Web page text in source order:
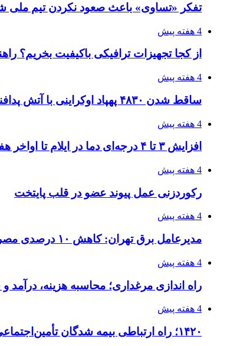
تفکر «تساوی» باعث صعود نکردن تیم
4 هفته پیش
از کجا تجهیزات ترافیکی باکیفیت بخریم؟
4 هفته پیش
ساقط شدن ۴۸۳۰ پهپاد اوکراینی با آتش پدافند روسیه
4 هفته پیش
افزایش ۳ تا ۴ درجه‌ای دما در ایلام تا اواخر هفته
4 هفته پیش
رکوردزنی عمل پیوند عضو در قلب پایتخت
4 هفته پیش
مدیرعامل برق تهران: کاهش ۱۰ درصدی مصرف برق، ضامن پایداری شبکه است
4 هفته پیش
راه اندازی مرغداری؛ محاسبه هزینه، درآمد
4 هفته پیش
۱۴۲۰؛ راه ارتباطی بیمه شدگان تأمین‌اجتماعی